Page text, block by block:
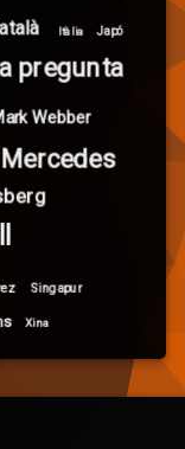
Itàlia Japó
pregunta
Webber
Mercedes
Singapur
Xina